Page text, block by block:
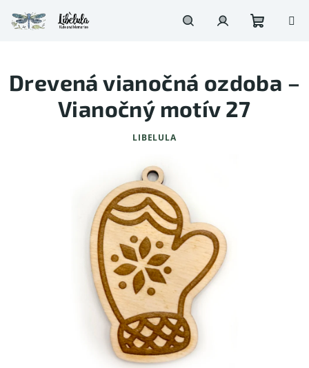
na
obsah
košík
Drevená vianočná ozdoba –
Vianočný motív 27
LIBELULA